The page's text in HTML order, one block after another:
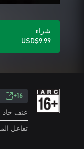
شراء
USD$9.99
16+
عنف حاد
تفاعل